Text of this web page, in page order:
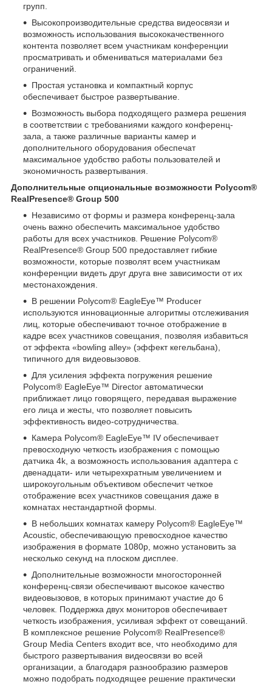
групп.
Высокопроизводительные средства видеосвязи и
возможность использования высококачественного
контента позволяет всем участникам конференции
просматривать и обмениваться материалами без
ограничений.
Простая установка и компактный корпус
обеспечивает быстрое развертывание.
Возможность выбора подходящего размера решения
в соответствии с требованиями каждого конференц-
зала, а также различные варианты камер и
дополнительного оборудования обеспечат
максимальное удобство работы пользователей и
экономичность развертывания.
Дополнительные опциональные возможности Polycom®
RealPresence® Group 500
Независимо от формы и размера конференц-зала
очень важно обеспечить максимальное удобство
работы для всех участников. Решение Polycom®
RealPresence® Group 500 предоставляет гибкие
возможности, которые позволят всем участникам
конференции видеть друг друга вне зависимости от их
местонахождения.
В решении Polycom® EagleEye™ Producer
используются инновационные алгоритмы отслеживания
лиц, которые обеспечивают точное отображение в
кадре всех участников совещания, позволяя избавиться
от эффекта «bowling alley» (эффект кегельбана),
типичного для видеовызовов.
Для усиления эффекта погружения решение
Polycom® EagleEye™ Director автоматически
приближает лицо говорящего, передавая выражение
его лица и жесты, что позволяет повысить
эффективность видео-сотрудничества.
Камера Polycom® EagleEye™ IV обеспечивает
превосходную четкость изображения с помощью
датчика 4k, а возможность использования адаптера с
двенадцати- или четырехкратным увеличением и
широкоугольным объективом обеспечит четкое
отображение всех участников совещания даже в
комнатах нестандартной формы.
В небольших комнатах камеру Polycom® EagleEye™
Acoustic, обеспечивающую превосходное качество
изображения в формате 1080p, можно установить за
несколько секунд на плоском дисплее.
Дополнительные возможности многосторонней
конференц-связи обеспечивают высокое качество
видеовызовов, в которых принимают участие до 6
человек. Поддержка двух мониторов обеспечивает
четкость изображения, усиливая эффект от совещаний.
В комплексное решение Polycom® RealPresence®
Group Media Centers входит все, что необходимо для
быстрого развертывания видеосвязи во всей
организации, а благодаря разнообразию размеров
можно подобрать подходящее решение практически